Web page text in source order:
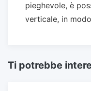
pieghevole, è
verticale, in
Ti potrebbe